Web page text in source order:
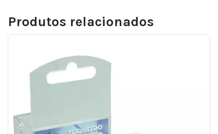
Produtos relacionados